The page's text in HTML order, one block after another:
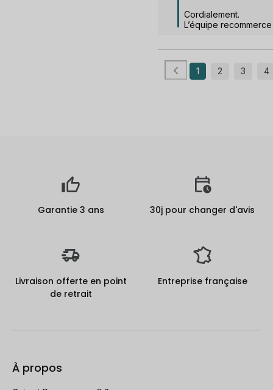
Cordialement.
L’équipe recommerce
1 2 3 4
Garantie 3 ans 30j pour changer d'avis
Livraison offerte en point
de retrait
Entreprise française
À propos